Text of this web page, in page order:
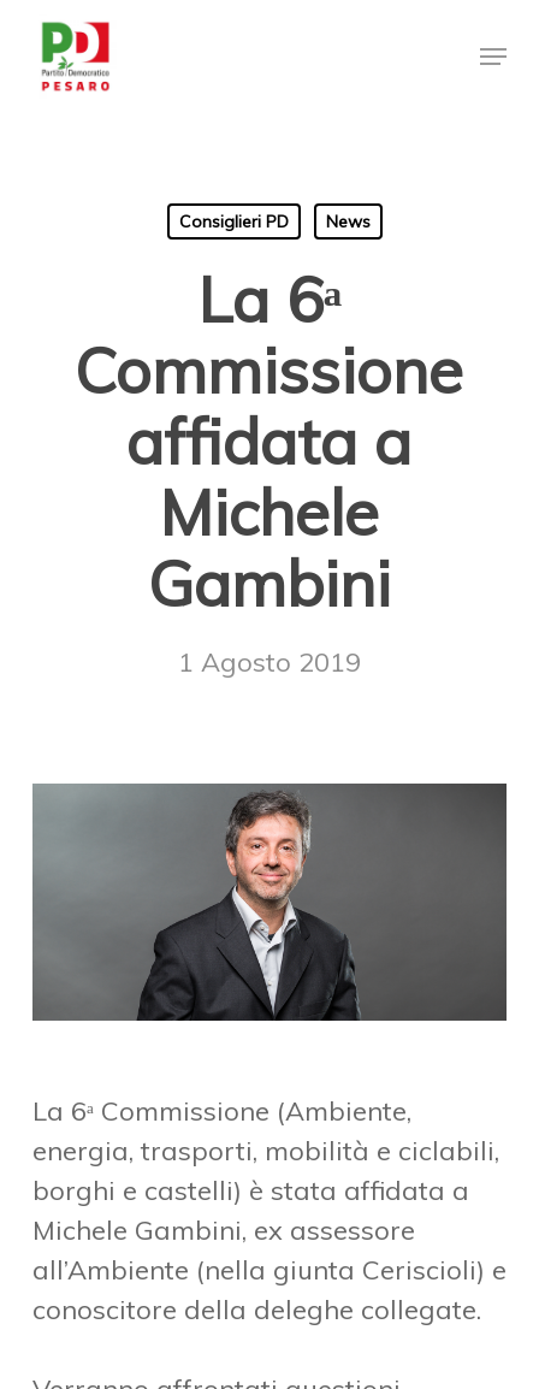
Skip
main
Menu
Consiglieri PD News
La 6ᵃ
Commissione
affidata a
Michele
Gambini
1 Agosto 2019
La 6ᵃ Commissione (Ambiente,
energia, trasporti, mobilità e ciclabili,
borghi e castelli) è stata affidata a
Michele Gambini, ex assessore
all’Ambiente (nella giunta Ceriscioli) e
conoscitore della deleghe collegate.